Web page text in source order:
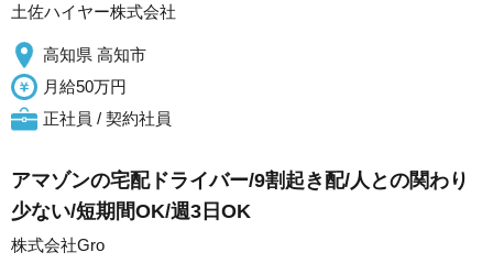
土佐ハイヤー株式会社
高知県 高知市
月給50万円
正社員 / 契約社員
アマゾンの宅配ドライバー/9割起き配/人との関わり
少ない/短期間OK/週3日OK
株式会社Gro